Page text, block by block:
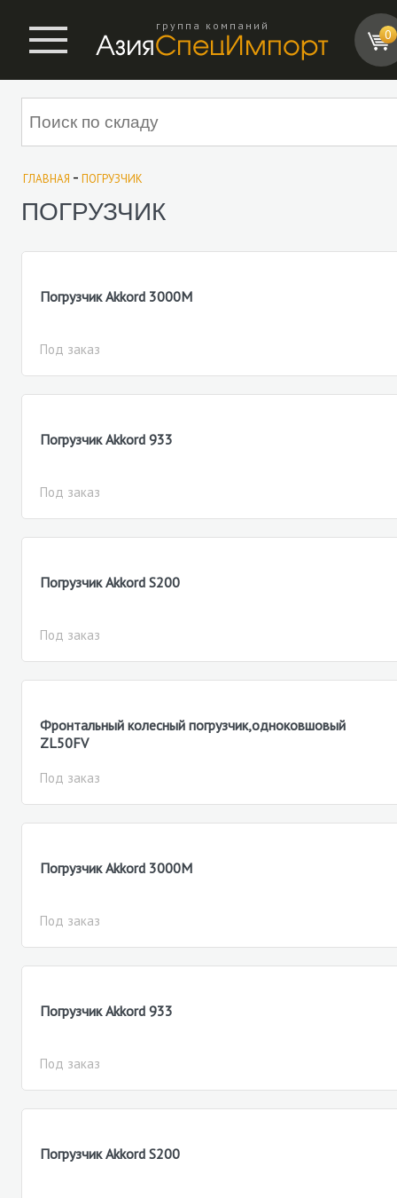
0
группа компаний
ГЛАВНАЯ - ПОГРУЗЧИК
ПОГРУЗЧИК
Погрузчик Akkord 3000M
Под заказ
Погрузчик Akkord 933
Под заказ
Погрузчик Akkord S200
Под заказ
Фронтальный колесный погрузчик,одноковшовый
ZL50FV
Под заказ
Погрузчик Akkord 3000M
Под заказ
Погрузчик Akkord 933
Под заказ
Погрузчик Akkord S200